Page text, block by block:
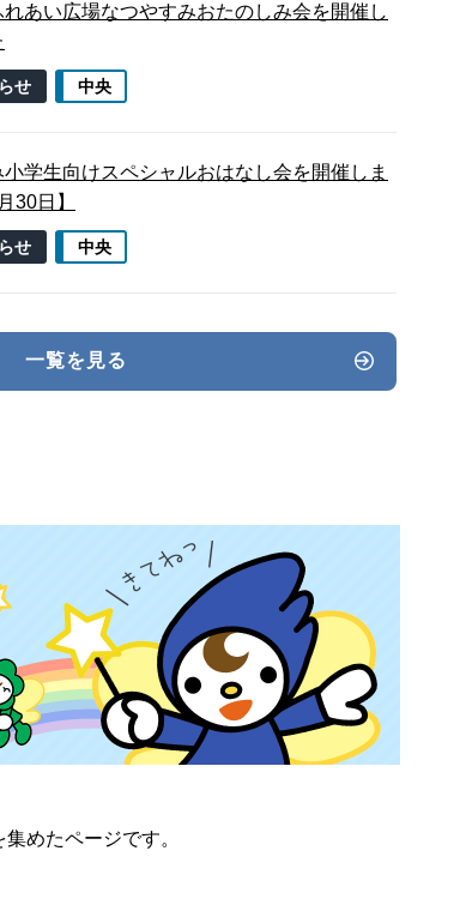
れあい広場なつやすみおたのしみ会を開催し
せ 中央
小学生向けスペシャルおはなし会を開催しま
30日】
せ 中央
一覧を見る
めたページです。